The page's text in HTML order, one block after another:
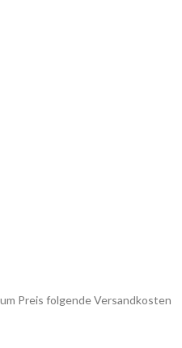
Preis folgende Versandkosten